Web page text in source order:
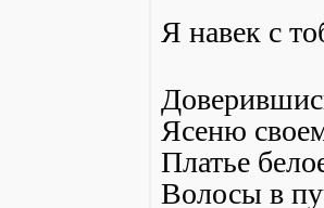
Я навек с
Ясеню
Платье
Волосы в